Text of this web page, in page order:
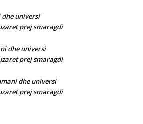
universi
prej smaragdi
dhe universi
prej smaragdi
dhe universi
prej smaragdi